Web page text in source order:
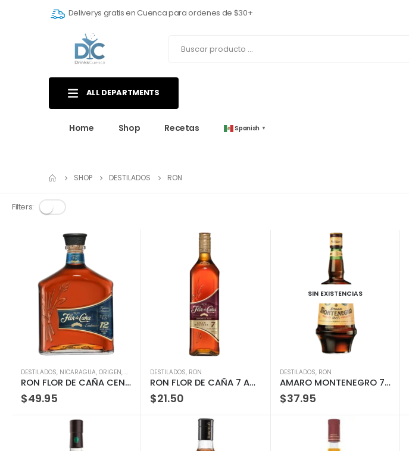
Deliverys gratis en Cuenca para ordenes de $30+
ALL DEPARTMENTS
Home Shop Recetas Spanish ▼
SHOP DESTILADOS RON
Filters:
DESTILADOS, NICARAGUA, ORIGEN, RON
RON FLOR DE CAÑA CENTENARIO 12 750ML
$49.95
DESTILADOS, RON
RON FLOR DE CAÑA 7 AÑOS 750 ML
$21.50
SIN EXISTENCIAS
DESTILADOS, RON
AMARO MONTENEGRO 750ML
$37.95